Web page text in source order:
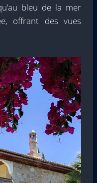
bleu de la mer
offrant des vues